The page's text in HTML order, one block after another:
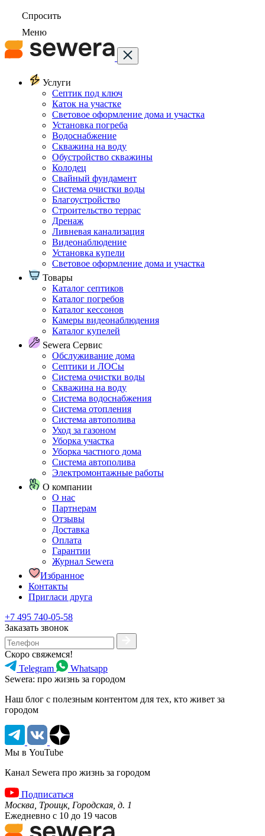
Спросить
Меню
Услуги
Септик под ключ
Каток на участке
Световое оформление дома и участка
Установка погреба
Водоснабжение
Скважина на воду
Обустройство скважины
Колодец
Свайный фундамент
Система очистки воды
Благоустройство
Строительство террас
Дренаж
Ливневая канализация
Видеонаблюдение
Установка купели
Световое оформление дома и участка
Товары
Каталог септиков
Каталог погребов
Каталог кессонов
Камеры видеонаблюдения
Каталог купелей
Sewera Сервис
Обслуживание дома
Септики и ЛОСы
Система очистки воды
Скважина на воду
Система водоснабжения
Система отопления
Система автополива
Уход за газоном
Уборка участка
Уборка частного дома
Система автополива
Электромонтажные работы
О компании
О нас
Партнерам
Отзывы
Доставка
Оплата
Гарантии
Журнал Sewera
Избранное
Контакты
Пригласи друга
+7 495 740-05-58
Заказать звонок
Скоро свяжемся!
Telegram
Whatsapp
Sewera: про жизнь за городом
Наш блог c полезным контентом для тех, кто живет за
городом
Мы в YouTube
Канал Sewera про жизнь за городом
Подписаться
Москва, Троицк, Городская, д. 1
Ежедневно с 10 до 19 часов